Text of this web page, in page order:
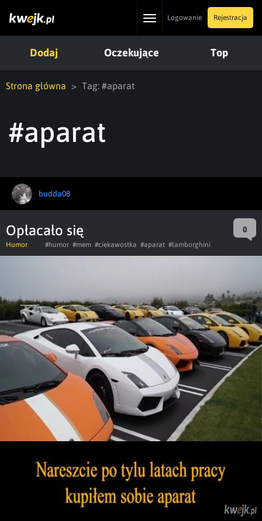
ToggleLogowanie Rejestracja
Dodaj Oczekujące Top
Strona główna Tag: #aparat
#aparat
budda08
Opłacało się 0
Humor #humor #mem #ciekawostka #aparat #lamborghini